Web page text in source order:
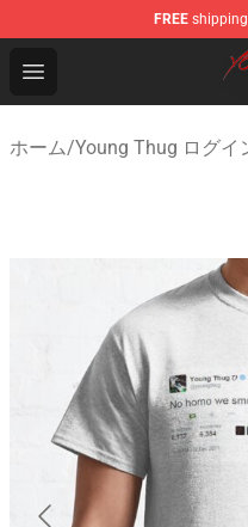
FREE
Open menu
Young Thug Shop -
ホーム/Young Thug ログイ